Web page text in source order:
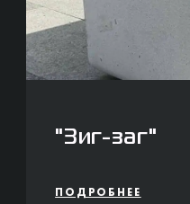
"Зиг-заг"
ПОДРОБНЕЕ